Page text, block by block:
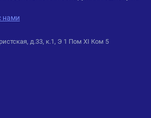
нами
д.33, к.1, Э 1 Пом XI Ком 5